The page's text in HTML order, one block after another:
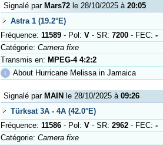
Signalé par Mars72le 28/10/2025 à 20:05
Astra 1 (19.2°E)
Fréquence: 11589- Pol: V- SR: 7200- FEC: -
Catégorie: Camera fixe
Transmis en: MPEG-4 4:2:2
ℹ
About Hurricane Melissa in Jamaica
Signalé par MAIN le 28/10/2025 à 09:26
Türksat 3A - 4A (42.0°E)
Fréquence: 11586- Pol: V- SR: 2962- FEC: -
Catégorie: Camera fixe